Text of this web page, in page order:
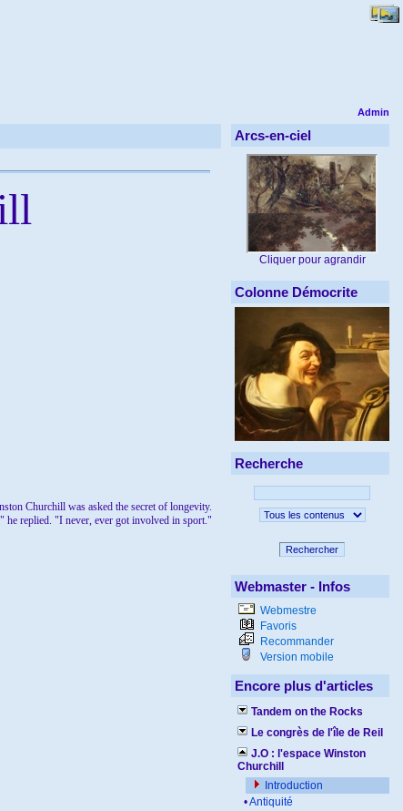
Admin
Churchill was asked the secret of longevity.
he replied. "I never, ever got involved in sport."
Arcs-en-ciel
Cliquer pour agrandir
Colonne Démocrite
Recherche
Rechercher
Webmaster - Infos
Webmestre
Favoris
Recommander
Version mobile
Encore plus d'articles
Tandem on the Rocks
Le congrès de l'île de Reil
J.O : l'espace Winston
Churchill
Introduction
•Antiquité